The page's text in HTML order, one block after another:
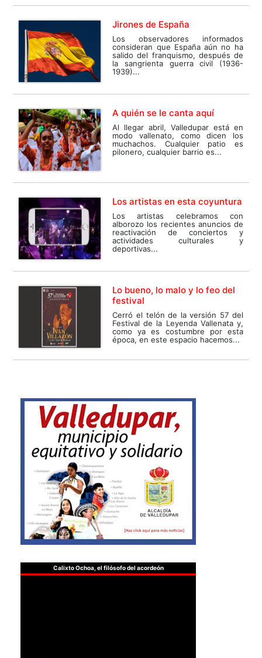
Jirones de España
Los observadores informados
consideran que España aún no ha
salido del franquismo, después de
la sangrienta guerra civil (1936-
1939)...
A quién se le canta aquí
Al llegar abril, Valledupar está en
modo vallenato, como dicen los
muchachos. Cualquier patio es
pilonero, cualquier barrio es...
Los artistas en esta coyuntura
Los artistas celebramos con
alborozo los recientes anuncios de
reactivación de conciertos y
actividades culturales y
deportivas...
Lo bueno, lo malo y lo feo del
festival
Cerró el telón de la versión 57 del
Festival de la Leyenda Vallenata y,
como ya es costumbre por esta
época, en este espacio hacemos...
Calixto Ochoa, el filósofo del acordeón